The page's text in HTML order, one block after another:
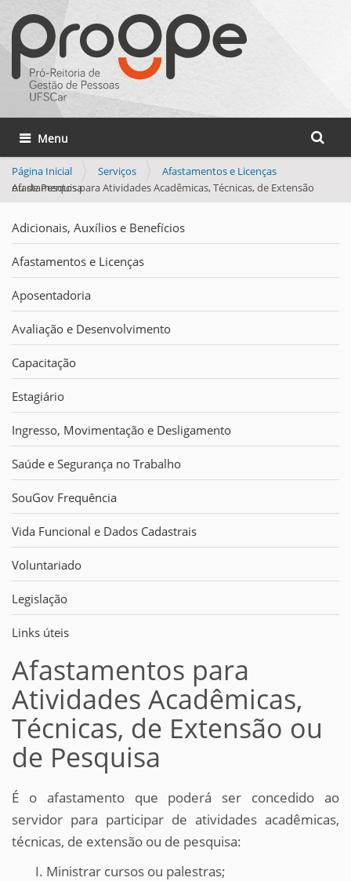
Busca
Busca
Toggle navigation
Página Inicial Serviços
Afastamentos e Licenças
Afastamentos para Atividades Acadêmicas, Técnicas, de Extensão ou de Pesquisa
Adicionais, Auxílios e Benefícios
Afastamentos e Licenças
Aposentadoria
Avaliação e Desenvolvimento
Capacitação
Estagiário
Ingresso, Movimentação e Desligamento
Saúde e Segurança no Trabalho
SouGov Frequência
Vida Funcional e Dados Cadastrais
Voluntariado
Legislação
Links úteis
Afastamentos para
Atividades Acadêmicas,
Técnicas, de Extensão ou
de Pesquisa
É o afastamento que poderá ser concedido ao
servidor para participar de atividades acadêmicas,
técnicas, de extensão ou de pesquisa:
I. Ministrar cursos ou palestras;